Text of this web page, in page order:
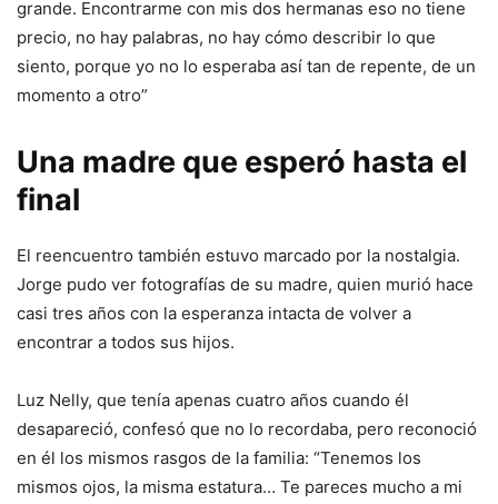
grande. Encontrarme con mis dos hermanas eso no tiene
precio, no hay palabras, no hay cómo describir lo que
siento, porque yo no lo esperaba así tan de repente, de un
momento a otro”
Una madre que esperó hasta el
final
El reencuentro también estuvo marcado por la nostalgia.
Jorge pudo ver fotografías de su madre, quien murió hace
casi tres años con la esperanza intacta de volver a
encontrar a todos sus hijos.
Luz Nelly, que tenía apenas cuatro años cuando él
desapareció, confesó que no lo recordaba, pero reconoció
en él los mismos rasgos de la familia: “Tenemos los
mismos ojos, la misma estatura… Te pareces mucho a mi